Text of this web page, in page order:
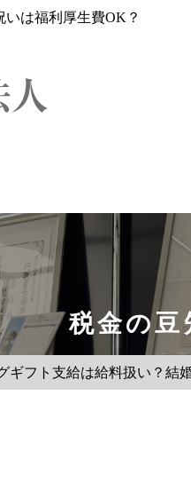
は福利厚生費OK？
税金の豆
フト支給は給料扱い？結